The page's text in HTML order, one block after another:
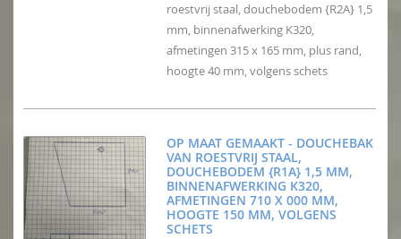
roestvrij staal, douchebodem {R2A} 1,5
mm, binnenafwerking K320,
afmetingen 315 x 165 mm, plus rand,
hoogte 40 mm, volgens schets
OP MAAT GEMAAKT - DOUCHEBAK
VAN ROESTVRIJ STAAL,
DOUCHEBODEM {R1A} 1,5 MM,
BINNENAFWERKING K320,
AFMETINGEN 710 X 000 MM,
HOOGTE 150 MM, VOLGENS
SCHETS